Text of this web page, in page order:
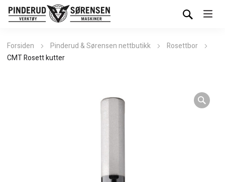
Forsiden Pinderud & Sørensen nettbutikk
Rosettbor
CMT Rosett kutter